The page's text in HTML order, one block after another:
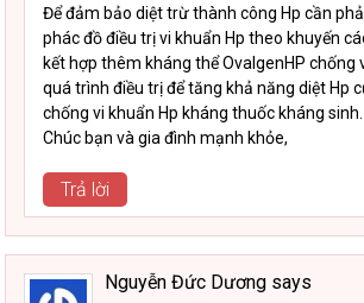
Để đảm bảo diệt trừ thành công Hp cần
phác đồ điều trị vi khuẩn Hp theo khuyến
kết hợp thêm kháng thể OvalgenHP chống
quá trình điều trị để tăng khả năng diệt Hp
chống vi khuẩn Hp kháng thuốc kháng sinh.
Chúc bạn và gia đình mạnh khỏe,
Trả lời
Nguyễn Đức Dương says